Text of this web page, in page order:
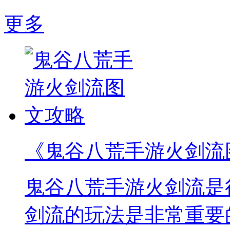
更多
《鬼谷八荒手游火剑
鬼谷八荒手游火剑流
剑流的玩法是非常重